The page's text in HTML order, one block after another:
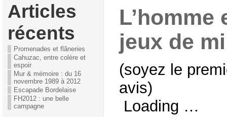
Articles
récents
Promenades et flâneries
Cahuzac, entre colère et
espoir
Mur & mémoire : du 16
novembre 1989 à 2012
Escapade Bordelaise
FH2012 : une belle
campagne
L’homme
jeux de
(soyez le
avis)
Loading …